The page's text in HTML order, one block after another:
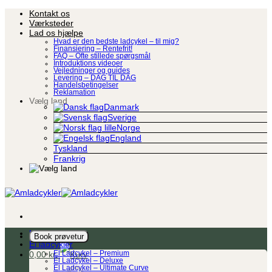
Fortsæt
indhold
Kontakt os
Værksteder
Lad os hjælpe
Hvad er den bedste ladcykel – til mig?
Finansiering – Rentefrit!
FAQ – Ofte stillede spørgsmål
Introduktions videoer
Vejledninger og guides
Levering – DAG TIL DAG
Handelsbetingelser
Reklamation
Vælg land
Danmark
Sverige
Norge
England
Tyskland
Frankrig
Book prøvetur
0,00kr.
Ladcykel
El ladcykler
El Ladcykel – Premium
El Ladcykel – Deluxe
El Ladcykel – Ultimate Curve